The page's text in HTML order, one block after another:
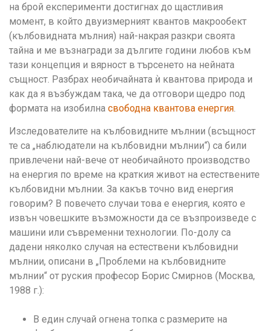
на брой експерименти достигнах до щастливия
момент, в който двуизмерният квантов макрообект
(кълбовидната мълния) най-накрая разкри своята
тайна и ме възнагради за дългите години любов към
тази концепция и вярност в търсенето на нейната
същност. Разбрах необичайната ѝ квантова природа и
как да я възбуждам така, че да отговори щедро под
формата на изобилна свободна квантова енергия
Изследователите на кълбовидните мълнии (всъщност
те са „наблюдатели на кълбовидни мълнии“) са били
привлечени най-вече от необичайното производство
на енергия по време на краткия живот на естествените
кълбовидни мълнии. За какъв точно вид енергия
говорим? В повечето случаи това е енергия, която е
извън човешките възможности да се възпроизведе с
машини или съвременни технологии. По-долу са
дадени няколко случая на естествени кълбовидни
мълнии, описани в „Проблеми на кълбовидните
мълнии“ от руския професор Борис Смирнов (Москва,
1988 г.):
В един случай огнена топка с размерите на